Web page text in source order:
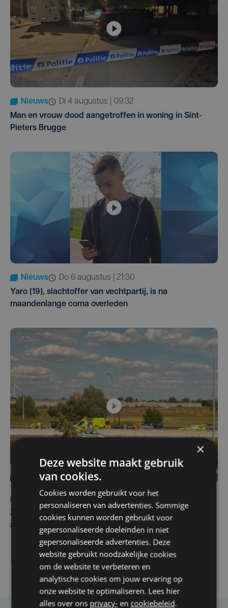
Nieuws
di 4 augustus | 09:32
Man en vrouw dood aangetroffen in woning in Sint-
Pieters Brugge
Nieuws
do 6 augustus | 21:30
Yaro (19), slachtoffer van vechtpartij, is na
maandenlange coma overleden
za 1 augustus | 17:21
Zwaar ongeval op E403 in Izegem: drie rijstroken
afgesloten
×
Deze website maakt gebruik
van cookies.
Cookies worden gebruikt voor het
personaliseren van advertenties. Sommige
cookies kunnen worden gebruikt voor
gepersonaliseerde doeleinden in niet
gepersonaliseerde advertenties. Deze
website gebruikt noodzakelijke cookies
om de website te verbeteren en
analytische cookies om jouw ervaring op
onze website te optimaliseren. Lees hier
alles over ons privacy- en cookiebeleid.